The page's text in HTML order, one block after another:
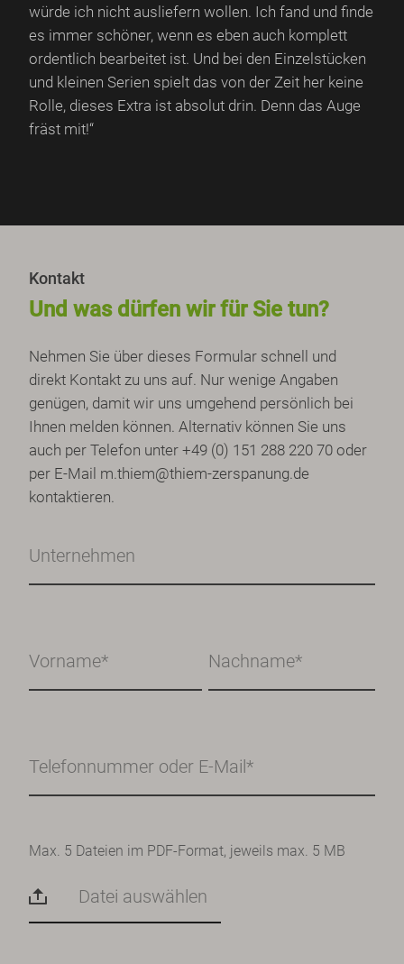
würde ich nicht ausliefern wollen. Ich fand und finde
es immer schöner, wenn es eben auch komplett
ordentlich bearbeitet ist. Und bei den Einzelstücken
und kleinen Serien spielt das von der Zeit her keine
Rolle, dieses Extra ist absolut drin. Denn das Auge
fräst mit!“
Kontakt
Und was dürfen wir für Sie tun?
Nehmen Sie über dieses Formular schnell und
direkt Kontakt zu uns auf. Nur wenige Angaben
genügen, damit wir uns umgehend persönlich bei
Ihnen melden können. Alternativ können Sie uns
auch per Telefon unter +49 (0) 151 288 220 70 oder
per E-Mail m.thiem@thiem-zerspanung.de
kontaktieren.
Max. 5 Dateien im PDF-Format, jeweils max. 5 MB
Datei auswählen